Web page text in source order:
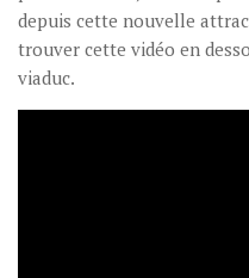
depuis cette nouvelle
trouver cette vidéo en
viaduc.